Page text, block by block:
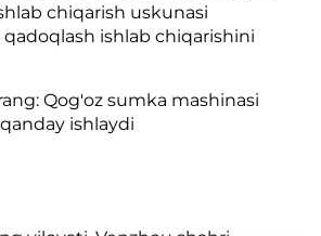
chiqarish uskunasi
ishlab chiqarishini
Qog'oz sumka mashinasi
ishlaydi